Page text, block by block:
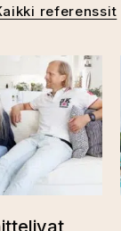
referenssit